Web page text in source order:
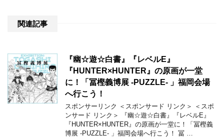
関連記事
『幽☆遊☆白書』『レベルE』
『HUNTER×HUNTER』の原画が一堂
に！「冨樫義博展 -PUZZLE- 」福岡会場
へ行こう！
スポンサーリンク ＜スポンサード リンク＞ ＜スポ
ンサード リンク＞ 『幽☆遊☆白書』『レベルE』
『HUNTER×HUNTER』の原画が一堂に！「冨樫義
博展 -PUZZLE- 」福岡会場へ行こう！ 冨 …